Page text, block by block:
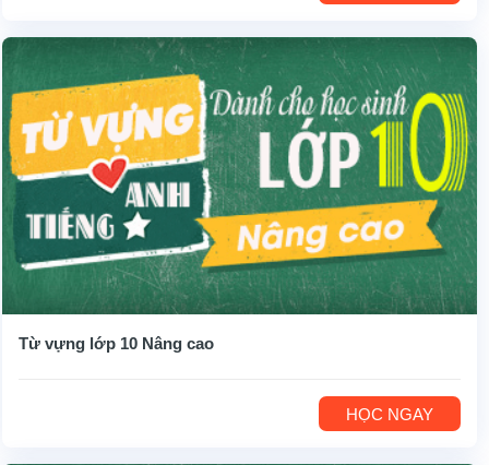
Từ vựng lớp 10 Nâng cao
HỌC NGAY